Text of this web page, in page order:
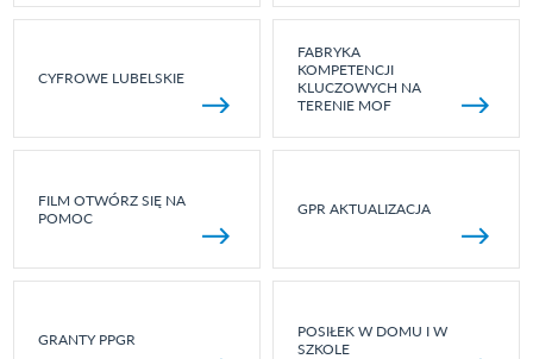
CYFROWE LUBELSKIE
FABRYKA
KOMPETENCJI
KLUCZOWYCH NA
TERENIE MOF
FILM OTWÓRZ SIĘ NA
POMOC
GPR AKTUALIZACJA
GRANTY PPGR
POSIŁEK W DOMU I W
SZKOLE